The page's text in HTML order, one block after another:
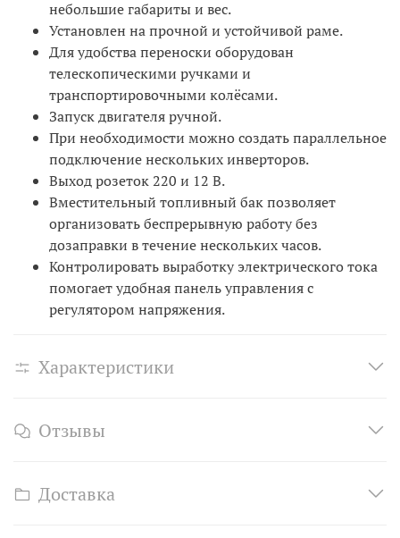
небольшие габариты и вес.
Установлен на прочной и устойчивой раме.
Для удобства переноски оборудован
телескопическими ручками и
транспортировочными колёсами.
Запуск двигателя ручной.
При необходимости можно создать параллельное
подключение нескольких инверторов.
Выход розеток 220 и 12 В.
Вместительный топливный бак позволяет
организовать беспрерывную работу без
дозаправки в течение нескольких часов.
Контролировать выработку электрического тока
помогает удобная панель управления с
регулятором напряжения.
Характеристики
Отзывы
Доставка